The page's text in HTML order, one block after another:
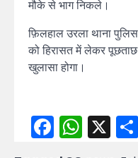
मौके से भाग निकले।
फ़िलहाल उरला थाना
को हिरासत में लेकर
खुलासा होगा।
X